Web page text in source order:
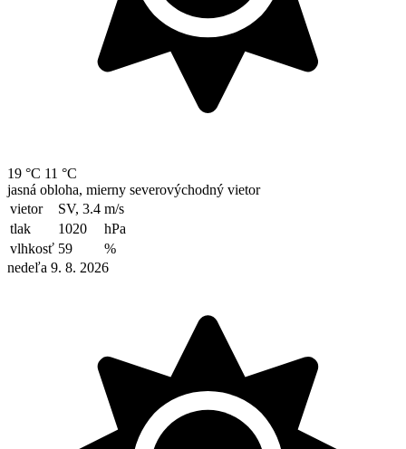
19 °C 11 °C
jasná obloha, mierny severovýchodný vietor
vietor
SV, 3.4 m/s
tlak
1020
hPa
vlhkosť 59
%
nedeľa 9. 8. 2026